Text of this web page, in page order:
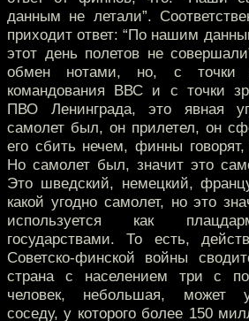
данным не летали”.
приходит ответ: “По нашим
этот день полетов не
обмен нотами, но, с точки
командования ВВС и с точки
ПВО Ленинграда, это явная
самолет был, он прилетел, он
его сбить нечем, финны
Но самолет был, значит это
Это шведский, немецкий,
какой угодно самолет, но это
используется как
государствами. То есть,
Советско-финской войны
страна с населением три с
человек, небольшая, может
соседу, у которого более 150